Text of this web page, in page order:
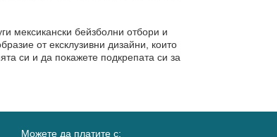
мексикански бейзболни отбори и
от ексклузивни дизайни, които
си и да покажете подкрепата си за
Можете да платите с: